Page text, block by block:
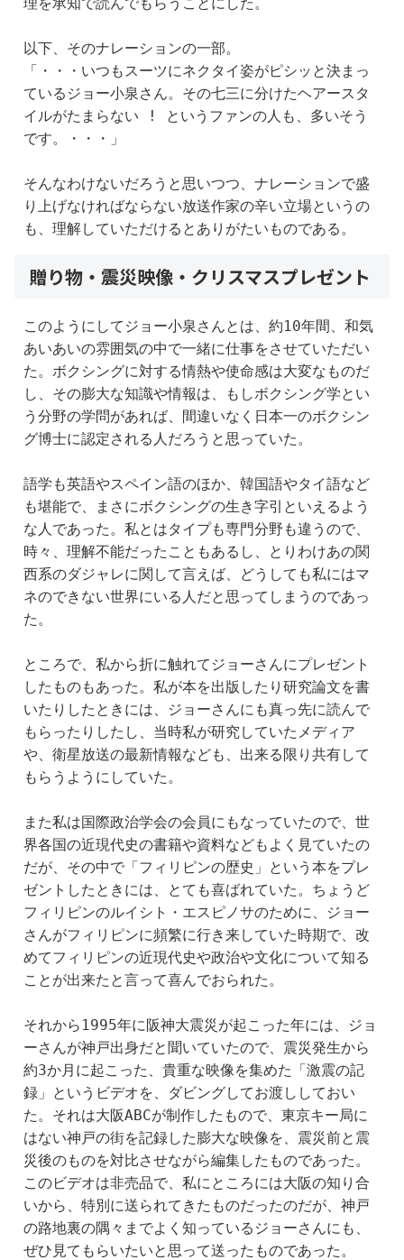
以下、そのナレーションの一部。
「・・・いつもスーツにネクタイ姿がピシッと決まっ
ているジョー小泉さん。その七三に分けたヘアースタ
イルがたまらない ! というファンの人も、多いそう
です。・・・」
そんなわけないだろうと思いつつ、ナレーションで盛
り上げなければならない放送作家の辛い立場というの
も、理解していただけるとありがたいものである。
贈り物・震災映像・クリスマスプレゼント
このようにしてジョー小泉さんとは、約10年間、和気
あいあいの雰囲気の中で一緒に仕事をさせていただい
た。ボクシングに対する情熱や使命感は大変なものだ
し、その膨大な知識や情報は、もしボクシング学とい
う分野の学問があれば、間違いなく日本一のボクシン
グ博士に認定される人だろうと思っていた。
語学も英語やスペイン語のほか、韓国語やタイ語など
も堪能で、まさにボクシングの生き字引といえるよう
な人であった。私とはタイプも専門分野も違うので、
時々、理解不能だったこともあるし、とりわけあの関
西系のダジャレに関して言えば、どうしても私にはマ
ネのできない世界にいる人だと思ってしまうのであっ
た。
ところで、私から折に触れてジョーさんにプレゼント
したものもあった。私が本を出版したり研究論文を書
いたりしたときには、ジョーさんにも真っ先に読んで
もらったりしたし、当時私が研究していたメディア
や、衛星放送の最新情報なども、出来る限り共有して
もらうようにしていた。
また私は国際政治学会の会員にもなっていたので、世
界各国の近現代史の書籍や資料などもよく見ていたの
だが、その中で「フィリピンの歴史」という本をプレ
ゼントしたときには、とても喜ばれていた。ちょうど
フィリピンのルイシト・エスピノサのために、ジョー
さんがフィリピンに頻繁に行き来していた時期で、改
めてフィリピンの近現代史や政治や文化について知る
ことが出来たと言って喜んでおられた。
それから1995年に阪神大震災が起こった年には、ジョ
ーさんが神戸出身だと聞いていたので、震災発生から
約3か月に起こった、貴重な映像を集めた「激震の記
録」というビデオを、ダビングしてお渡ししておい
た。それは大阪ABCが制作したもので、東京キー局に
はない神戸の街を記録した膨大な映像を、震災前と震
災後のものを対比させながら編集したものであった。
このビデオは非売品で、私にところには大阪の知り合
いから、特別に送られてきたものだったのだが、神戸
の路地裏の隅々までよく知っているジョーさんにも、
ぜひ見てもらいたいと思って送ったものであった。